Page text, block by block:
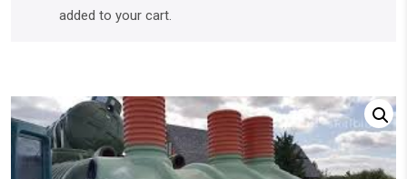
added to your cart.